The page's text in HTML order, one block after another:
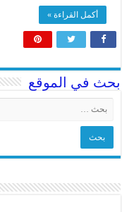
أكمل القراءة »
بحث في الموقع